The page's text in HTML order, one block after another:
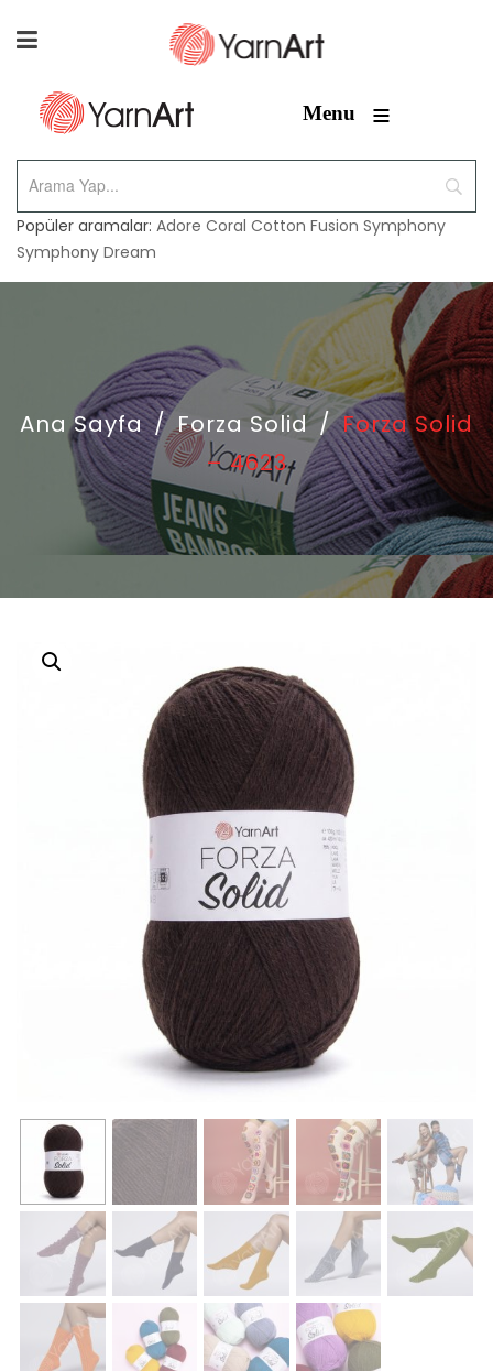
Menu ≡
Popüler aramalar: Adore Coral Cotton Fusion Symphony
Symphony Dream
Ana Sayfa / Forza Solid / Forza Solid
– 4623